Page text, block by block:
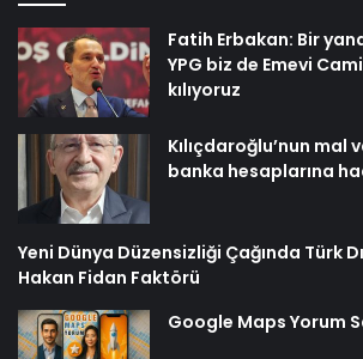
Fatih Erbakan: Bir
YPG biz de Emevi
kılıyoruz
Kılıçdaroğlu’nun mal
banka hesaplarına
Yeni Dünya Düzensizliği Çağında Türk
Hakan Fidan Faktörü
Google Maps Yorum